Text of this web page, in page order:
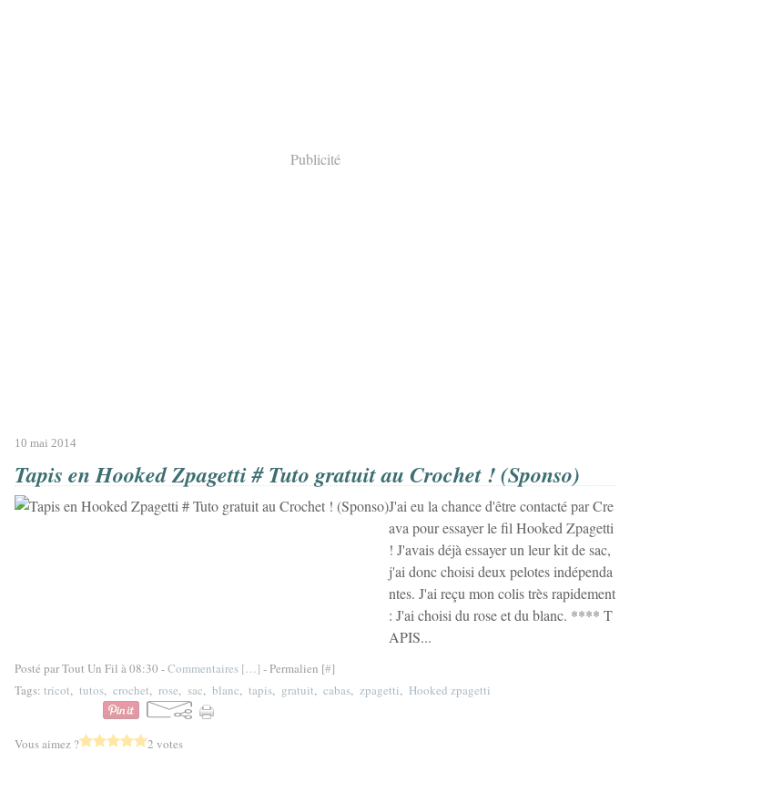
Publicité
10 mai 2014
Tapis en Hooked Zpagetti # Tuto gratuit au Crochet ! (Sponso)
J'ai eu la chance d'être contacté par Cre
ava pour essayer le fil Hooked Zpagetti
! J'avais déjà essayer un leur kit de sac,
j'ai donc choisi deux pelotes indépenda
ntes. J'ai reçu mon colis très rapidement
: J'ai choisi du rose et du blanc. **** T
APIS...
Posté par Tout Un Fil à 08:30 -Commentaires […] - Permalien [#]
Tags: tricot, tutos, crochet, rose, sac, blanc, tapis, gratuit, cabas, zpagetti, Hooked zpagetti
Vous aimez ? 2 votes